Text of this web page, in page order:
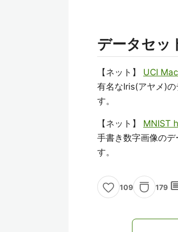
データセッ
【ネット】 UCI
有名なIris(アヤメ)
す。
【ネット】 MNIST
手書き数字画像の
す。
109 179